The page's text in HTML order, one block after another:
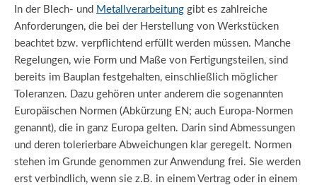
In der Blech- und Metallverarbeitung gibt es zahlreiche
Anforderungen, die bei der Herstellung von Werkstücken
beachtet bzw. verpflichtend erfüllt werden müssen. Manche
Regelungen, wie Form und Maße von Fertigungsteilen, sind
bereits im Bauplan festgehalten, einschließlich möglicher
Toleranzen. Dazu gehören unter anderem die sogenannten
Europäischen Normen (Abkürzung EN; auch Europa-Normen
genannt), die in ganz Europa gelten. Darin sind Abmessungen
und deren tolerierbare Abweichungen klar geregelt. Normen
stehen im Grunde genommen zur Anwendung frei. Sie werden
erst verbindlich, wenn sie z.B. in einem Vertrag oder in einem